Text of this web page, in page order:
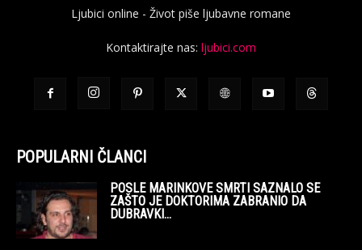
Ljubici online - Život piše ljubavne romane
Kontaktirajte nas: ljubici.com
POPULARNI ČLANCI
POSLE MARINKOVE SMRTI SAZNALO SE
ZAŠTO JE DOKTORIMA ZABRANIO DA
DUBRAVKI...